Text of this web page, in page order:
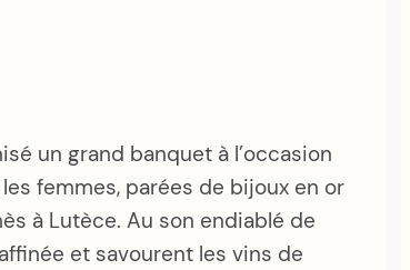
un grand banquet à l’occasion
femmes, parées de bijoux en or
à Lutèce. Au son endiablé de
et savourent les vins de